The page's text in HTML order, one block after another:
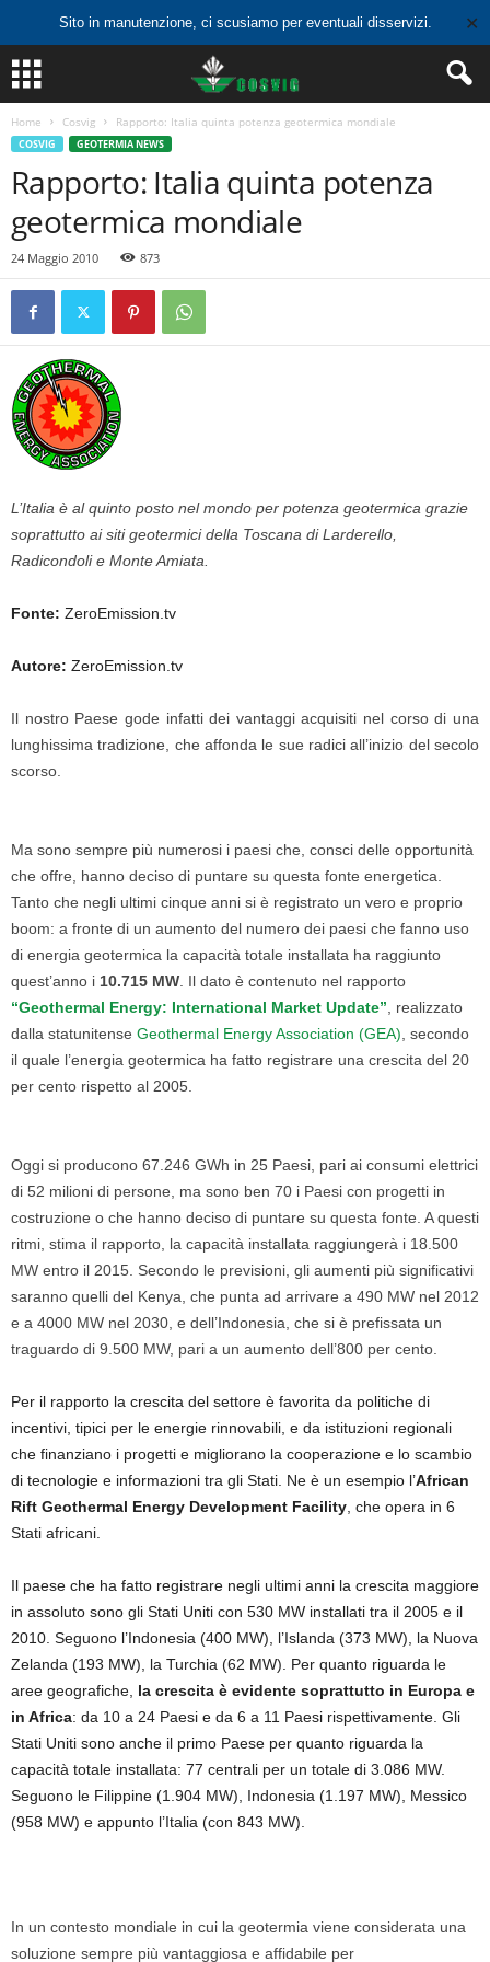
Sito in manutenzione, ci scusiamo per eventuali disservizi. ✕
Home Cosvig Rapporto: Italia quinta potenza geotermica mondiale
COSVIG GEOTERMIA NEWS
Rapporto: Italia quinta potenza
geotermica mondiale
24 Maggio 2010 873
L’Italia è al quinto posto nel mondo per potenza geotermica grazie
soprattutto ai siti geotermici della Toscana di Larderello,
Radicondoli e Monte Amiata.
Fonte: ZeroEmission.tv
Autore: ZeroEmission.tv
Il nostro Paese gode infatti dei vantaggi acquisiti nel corso di una
lunghissima tradizione, che affonda le sue radici all’inizio del secolo
scorso.
Ma sono sempre più numerosi i paesi che, consci delle opportunità
che offre, hanno deciso di puntare su questa fonte energetica.
Tanto che negli ultimi cinque anni si è registrato un vero e proprio
boom: a fronte di un aumento del numero dei paesi che fanno uso
di energia geotermica la capacità totale installata ha raggiunto
quest’anno i 10.715 MW . Il dato è contenuto nel rapporto
“Geothermal Energy: International Market Update” , realizzato
dalla statunitense Geothermal Energy Association (GEA) , secondo
il quale l’energia geotermica ha fatto registrare una crescita del 20
per cento rispetto al 2005.
Oggi si producono 67.246 GWh in 25 Paesi, pari ai consumi elettrici
di 52 milioni di persone, ma sono ben 70 i Paesi con progetti in
costruzione o che hanno deciso di puntare su questa fonte. A questi
ritmi, stima il rapporto, la capacità installata raggiungerà i 18.500
MW entro il 2015. Secondo le previsioni, gli aumenti più significativi
saranno quelli del Kenya, che punta ad arrivare a 490 MW nel 2012
e a 4000 MW nel 2030, e dell’Indonesia, che si è prefissata un
traguardo di 9.500 MW, pari a un aumento dell’800 per cento.
Per il rapporto la crescita del settore è favorita da politiche di
incentivi, tipici per le energie rinnovabili, e da istituzioni regionali
che finanziano i progetti e migliorano la cooperazione e lo scambio
di tecnologie e informazioni tra gli Stati. Ne è un esempio l’African
Rift Geothermal Energy Development Facility , che opera in 6
Stati africani.
Il paese che ha fatto registrare negli ultimi anni la crescita maggiore
in assoluto sono gli Stati Uniti con 530 MW installati tra il 2005 e il
2010. Seguono l’Indonesia (400 MW), l’Islanda (373 MW), la Nuova
Zelanda (193 MW), la Turchia (62 MW). Per quanto riguarda le
aree geografiche, la crescita è evidente soprattutto in Europa e
in Africa: da 10 a 24 Paesi e da 6 a 11 Paesi rispettivamente. Gli
Stati Uniti sono anche il primo Paese per quanto riguarda la
capacità totale installata: 77 centrali per un totale di 3.086 MW.
Seguono le Filippine (1.904 MW), Indonesia (1.197 MW), Messico
(958 MW) e appunto l’Italia (con 843 MW).
In un contesto mondiale in cui la geotermia viene considerata una
soluzione sempre più vantaggiosa e affidabile per